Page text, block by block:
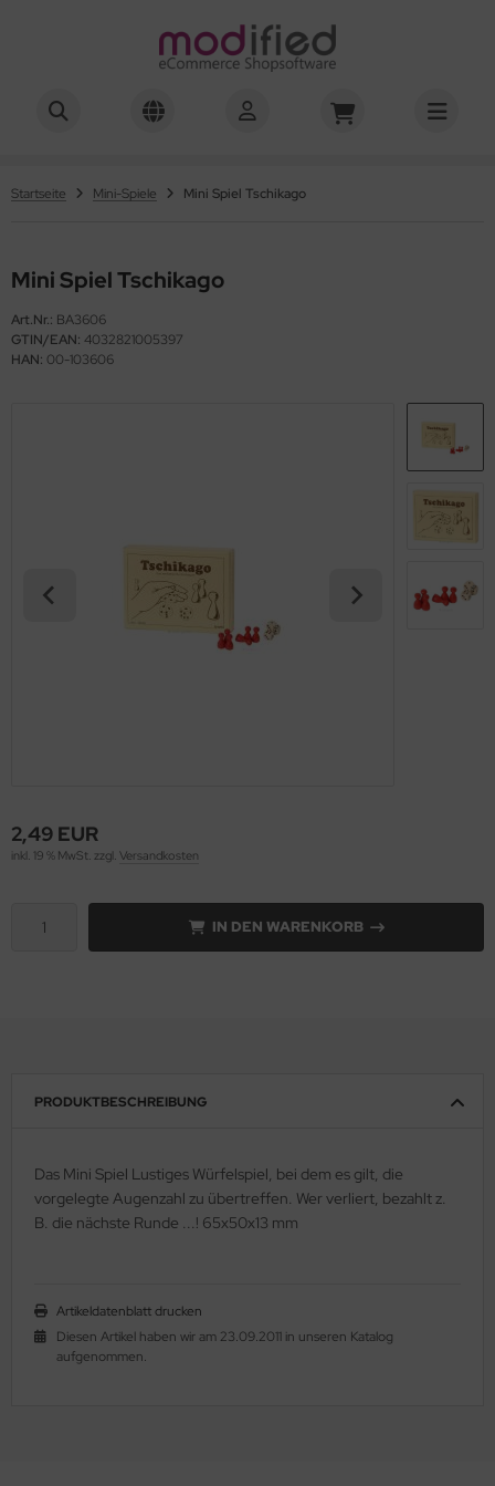
Startseite Mini-Spiele Mini Spiel Tschikago
Mini Spiel Tschikago
Art.Nr.: BA3606
GTIN/EAN: 4032821005397
HAN: 00-103606
2,49 EUR
inkl. 19 % MwSt. zzgl. Versandkosten
IN DEN WARENKORB
PRODUKTBESCHREIBUNG
Das Mini Spiel Lustiges Würfelspiel, bei dem es gilt, die
vorgelegte Augenzahl zu übertreffen. Wer verliert, bezahlt z.
B. die nächste Runde ...! 65x50x13 mm
Artikeldatenblatt drucken
Diesen Artikel haben wir am 23.09.2011 in unseren Katalog
aufgenommen.
06
07